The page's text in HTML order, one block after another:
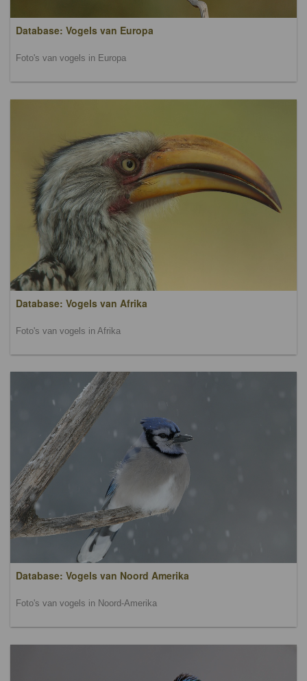
Database: Vogels van Europa
Foto's van vogels in Europa
Database: Vogels van Afrika
Foto's van vogels in Afrika
Database: Vogels van Noord Amerika
Foto's van vogels in Noord-Amerika